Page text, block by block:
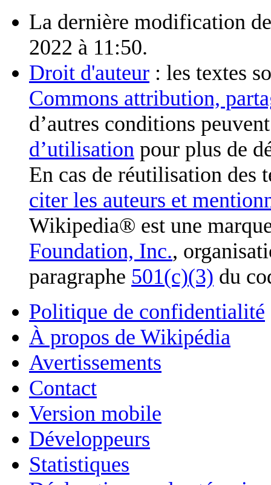
La dernière modification
2022 à 11:50.
Droit d'auteur : les textes
Commons attribution,
d’autres conditions
d’utilisation pour plus de
En cas de réutilisation des
citer les auteurs et
Wikipedia® est une
Foundation, Inc.,
paragraphe 501(c)(3) du
Politique de confidentialité
À propos de Wikipédia
Avertissements
Contact
Version mobile
Développeurs
Statistiques